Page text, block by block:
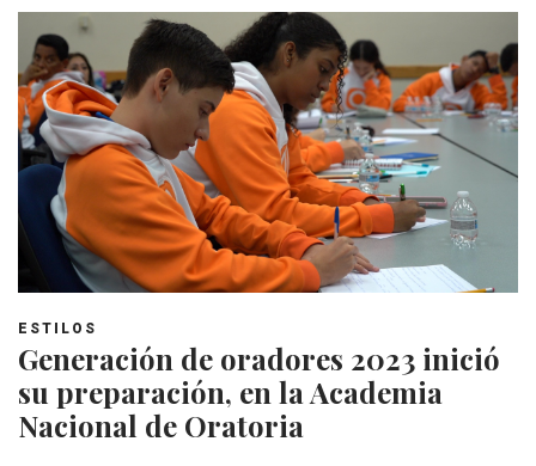
ESTILOS
Generación de oradores 2023 inició
su preparación, en la Academia
Nacional de Oratoria